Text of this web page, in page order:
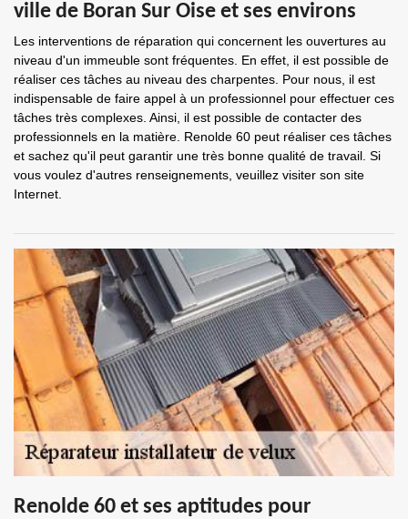
ville de Boran Sur Oise et ses environs
Les interventions de réparation qui concernent les ouvertures au
niveau d'un immeuble sont fréquentes. En effet, il est possible de
réaliser ces tâches au niveau des charpentes. Pour nous, il est
indispensable de faire appel à un professionnel pour effectuer ces
tâches très complexes. Ainsi, il est possible de contacter des
professionnels en la matière. Renolde 60 peut réaliser ces tâches
et sachez qu'il peut garantir une très bonne qualité de travail. Si
vous voulez d'autres renseignements, veuillez visiter son site
Internet.
Renolde 60 et ses aptitudes pour